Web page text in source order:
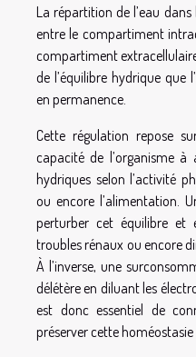
La répartition de l’eau
entre le compartiment
compartiment
de l’équilibre hydrique que
en permanence.
Cette régulation repose
capacité de l’organisme
hydriques selon l’activité
ou encore l’alimentation.
perturber cet équilibre et
troubles rénaux ou encore
À l’inverse, une
délétère en diluant les
est donc essentiel de
préserver cette